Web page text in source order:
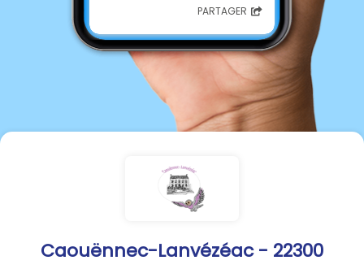
Caouënnec-Lanvézéac - 22300
PARTAGER